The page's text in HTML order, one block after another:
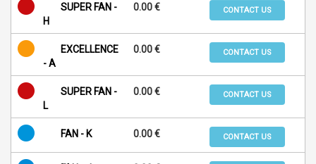
SUPER FAN -
H
0.00 € CONTACT US
EXCELLENCE
- A
0.00 € CONTACT US
SUPER FAN -
L
0.00 € CONTACT US
FAN - K 0.00 € CONTACT US